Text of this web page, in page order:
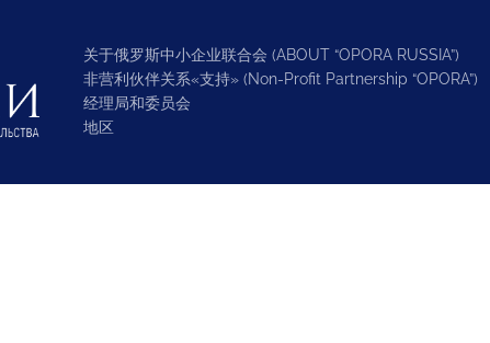
关于俄罗斯中小企业联合会 (ABOUT “OPORA RUSSIA”)
非营利伙伴关系«支持» (Non-Profit Partnership “OPORA”)
经理局和委员会
地区